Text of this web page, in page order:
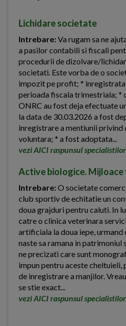
Lichidare societate
Intrebare:Va rugam sa ne
a pasilor contabili si fiscali
procedurii de dizolvare/
societati. Este vorba de o
impozit pe profit; * inregistrata
perioada fiscala trimestriala; *
ONRC au fost deja efectuate
la data de 30.03.2026 a fost
inregistrare a mentiunii privind
voluntara; * a fost adoptata...
vezi AICI raspunsul specialistilor
Active biologice. Mijloace
Intrebare:O societate
club sportiv de echitatie un
doua grajduri pentru caluti. In
catre o clinica veterinara
artificiala la doua iepe, urmand
naste sa ramana in patrimoniul
ne precizati care sunt
impun pentru aceste cheltuieli,
de inregistrare a manjilor.
se stie exact...
vezi AICI raspunsul specialistilor